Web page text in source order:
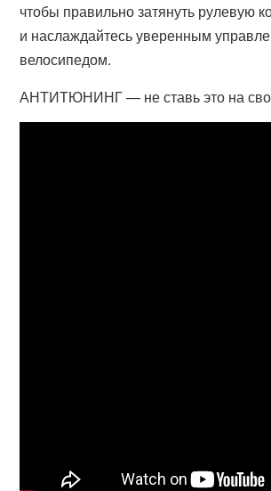
чтобы правильно затянуть рулевую
и наслаждайтесь уверенным
велосипедом.
АНТИТЮНИНГ — не ставь это на